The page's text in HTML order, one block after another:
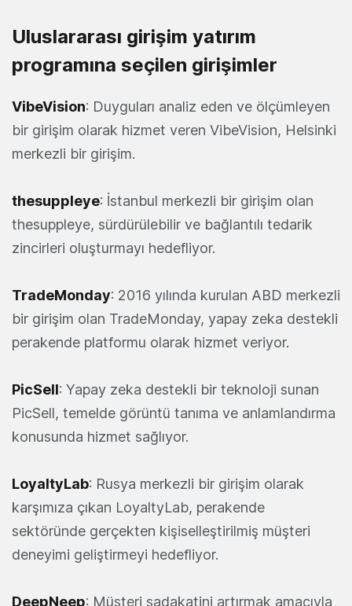
Uluslararası girişim yatırım
programına seçilen girişimler
VibeVision: Duyguları analiz eden ve ölçümleyen
bir girişim olarak hizmet veren VibeVision, Helsinki
merkezli bir girişim.
thesuppleye: İstanbul merkezli bir girişim olan
thesuppleye, sürdürülebilir ve bağlantılı tedarik
zincirleri oluşturmayı hedefliyor.
TradeMonday: 2016 yılında kurulan ABD merkezli
bir girişim olan TradeMonday, yapay zeka destekli
perakende platformu olarak hizmet veriyor.
PicSell: Yapay zeka destekli bir teknoloji sunan
PicSell, temelde görüntü tanıma ve anlamlandırma
konusunda hizmet sağlıyor.
LoyaltyLab: Rusya merkezli bir girişim olarak
karşımıza çıkan LoyaltyLab, perakende
sektöründe gerçekten kişiselleştirilmiş müşteri
deneyimi geliştirmeyi hedefliyor.
DeepNeep: Müşteri sadakatini artırmak amacıyla